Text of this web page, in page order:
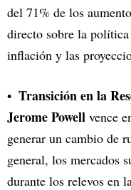
del 71% de los
directo sobre la
inflación y las
Transición en la
Jerome Powell vence
generar un cambio de
general, los mercados
durante los relevos en